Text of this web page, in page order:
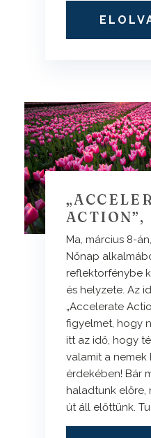
ACTION”,
Ma, március 8-
Nőnap
reflektorfénybe
és helyzete. Az
„Accelerate
figyelmet, hogy
itt az idő, hogy
valamit a
érdekében! Bár
haladtunk előre,
út áll előttünk.